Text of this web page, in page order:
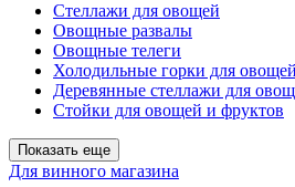
Стеллажи для овощей
Овощные развалы
Овощные телеги
Холодильные горки для
Деревянные стеллажи для
Стойки для овощей и фруктов
Показать еще
Для винного магазина